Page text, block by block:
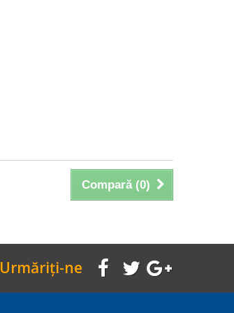
Compară (0)
Urmăriți-ne